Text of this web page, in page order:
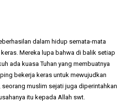
dalam hidup semata-mata
Mereka lupa bahwa di balik setiap
ada kuasa Tuhan yang membuatnya
bekerja keras untuk mewujudkan
muslim sejati juga diperintahkan
itu kepada Allah swt.